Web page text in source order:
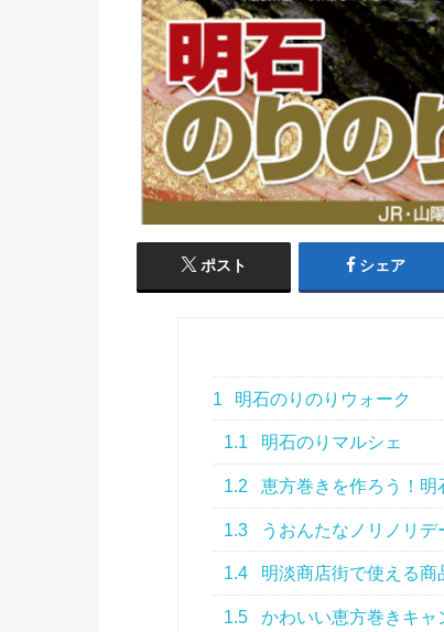
ポスト シェア
1 明石のりのりウォーク
1.1 明石のりマルシェ
1.2 恵方巻きを作ろう！明
1.3 うおんたなノリノリデ
1.4 明淡商店街で使える商
1.5 かわいい恵方巻きキャ